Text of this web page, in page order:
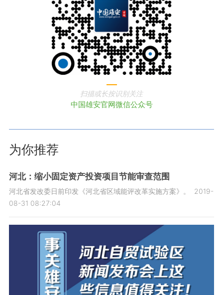
扫描或长按识别关注
中国雄安官网微信公众号
为你推荐
河北：缩小固定资产投资项目节能审查范围
河北省发改委日前印发《河北省区域能评改革实施方案》。
2019-
08-31 08:27:04